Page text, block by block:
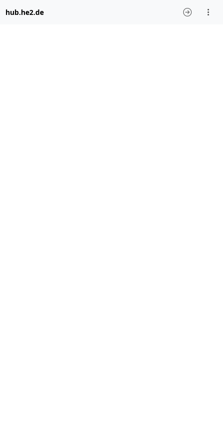
hub.he2.de